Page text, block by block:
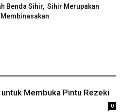
Benda Sihir, Sihir Merupakan
Membuka Pintu Rezeki
0